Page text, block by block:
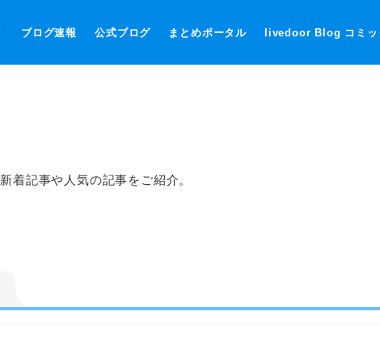
ブログ速報 公式ブログ まとめポータル livedoor Blog コミッ
着記事や人気の記事をご紹介。